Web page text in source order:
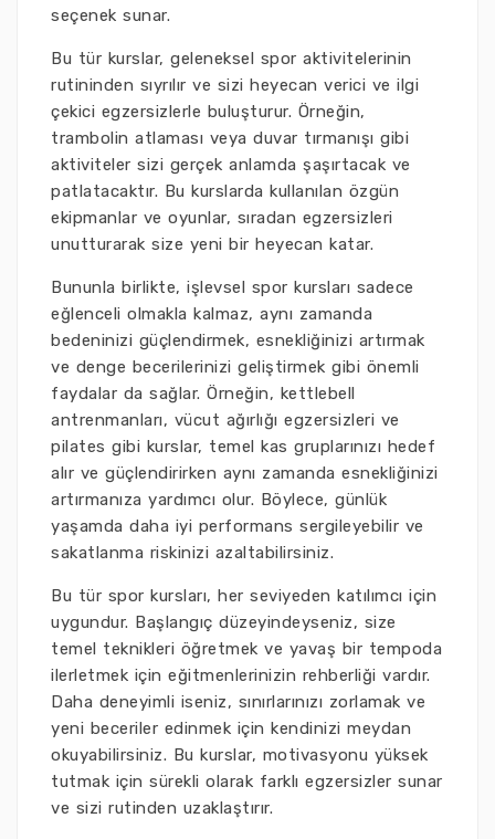
seçenek sunar.
Bu tür kurslar, geleneksel spor aktivitelerinin
rutininden sıyrılır ve sizi heyecan verici ve ilgi
çekici egzersizlerle buluşturur. Örneğin,
trambolin atlaması veya duvar tırmanışı gibi
aktiviteler sizi gerçek anlamda şaşırtacak ve
patlatacaktır. Bu kurslarda kullanılan özgün
ekipmanlar ve oyunlar, sıradan egzersizleri
unutturarak size yeni bir heyecan katar.
Bununla birlikte, işlevsel spor kursları sadece
eğlenceli olmakla kalmaz, aynı zamanda
bedeninizi güçlendirmek, esnekliğinizi artırmak
ve denge becerilerinizi geliştirmek gibi önemli
faydalar da sağlar. Örneğin, kettlebell
antrenmanları, vücut ağırlığı egzersizleri ve
pilates gibi kurslar, temel kas gruplarınızı hedef
alır ve güçlendirirken aynı zamanda esnekliğinizi
artırmanıza yardımcı olur. Böylece, günlük
yaşamda daha iyi performans sergileyebilir ve
sakatlanma riskinizi azaltabilirsiniz.
Bu tür spor kursları, her seviyeden katılımcı için
uygundur. Başlangıç düzeyindeyseniz, size
temel teknikleri öğretmek ve yavaş bir tempoda
ilerletmek için eğitmenlerinizin rehberliği vardır.
Daha deneyimli iseniz, sınırlarınızı zorlamak ve
yeni beceriler edinmek için kendinizi meydan
okuyabilirsiniz. Bu kurslar, motivasyonu yüksek
tutmak için sürekli olarak farklı egzersizler sunar
ve sizi rutinden uzaklaştırır.